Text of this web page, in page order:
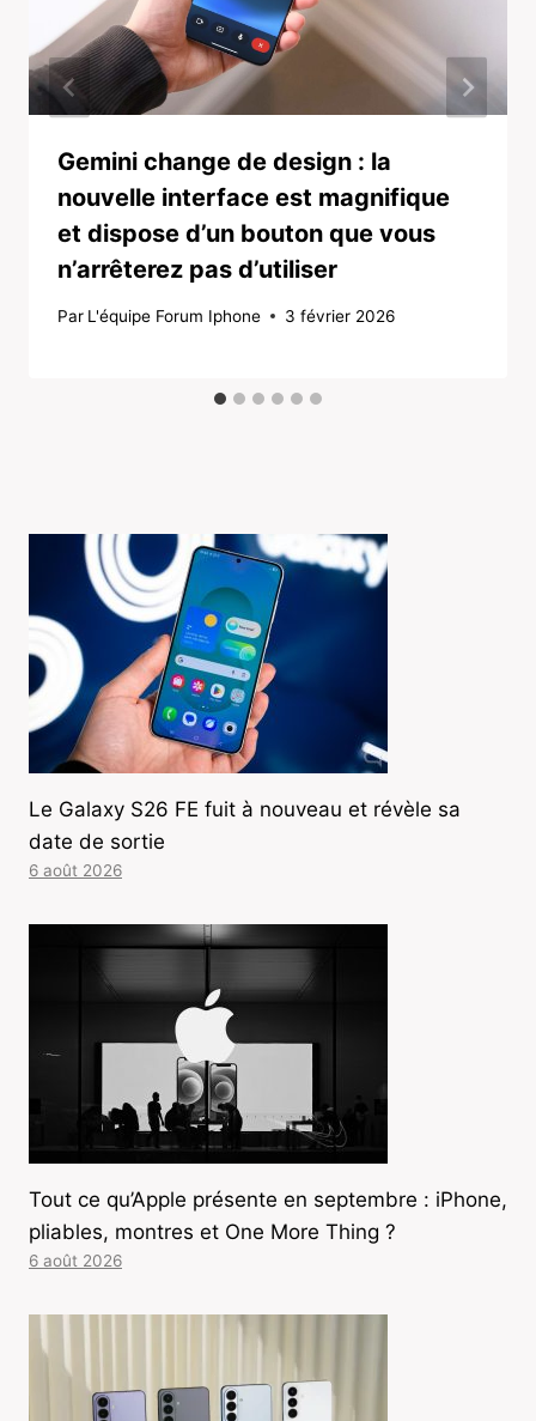
Gemini change de design : la
nouvelle interface est magnifique
et dispose d’un bouton que vous
n’arrêterez pas d’utiliser
Par L'équipe Forum Iphone 3 février 2026
Le Galaxy S26 FE fuit à nouveau et révèle sa
date de sortie
6 août 2026
Tout ce qu’Apple présente en septembre : iPhone,
pliables, montres et One More Thing ?
6 août 2026